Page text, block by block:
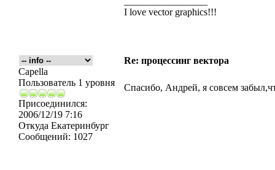
I love vector graphics!!!
Re: процессинг вектора
Capella
Пользователь 1 уровня
Присоединился:
2006/12/19 7:16
Откуда Екатеринбург
Сообщений: 1027
Спасибо, Андрей, я совсем